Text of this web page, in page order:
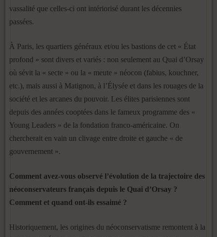
vassalité que celles-ci ont intériorisé durant les décennies
passées.
À Paris, les quartiers généraux et/ou les bastions de cet « État
profond » sont divers et variés : non seulement au Quai d’Orsay
où sévit la « secte » ou la « meute » néocon (fabius, kouchner,
etc.), mais aussi à Matignon, à l’Élysée et dans les rouages de la
société et les arcanes du pouvoir. Les élites parisiennes sont
depuis des années cooptées dans le fameux programme des «
Young Leaders » de la fondation franco-américaine. On
chercherait en vain un clivage entre droite et gauche « de
gouvernement ».
Comment avez-vous observé l’évolution de la trajectoire des
néoconservateurs français depuis le Quai d’Orsay ?
Comment et quand ont-ils essaimé ?
Historiquement, les origines du néoconservatisme remontent à la